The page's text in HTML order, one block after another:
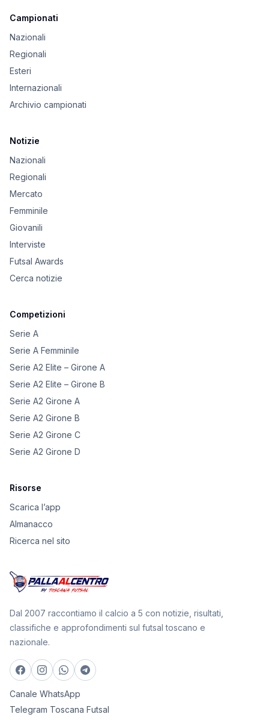
Campionati
Nazionali
Regionali
Esteri
Internazionali
Archivio campionati
Notizie
Nazionali
Regionali
Mercato
Femminile
Giovanili
Interviste
Futsal Awards
Cerca notizie
Competizioni
Serie A
Serie A Femminile
Serie A2 Elite – Girone A
Serie A2 Elite – Girone B
Serie A2 Girone A
Serie A2 Girone B
Serie A2 Girone C
Serie A2 Girone D
Risorse
Scarica l’app
Almanacco
Ricerca nel sito
Dal 2007 raccontiamo il calcio a 5 con notizie, risultati,
classifiche e approfondimenti sul futsal toscano e
nazionale.
Canale WhatsApp
Telegram Toscana Futsal